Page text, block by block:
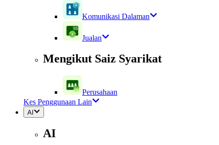
Komunikasi Dalaman
Jualan
Mengikut Saiz Syarikat
Perusahaan
Kes Penggunaan Lain
AI
AI